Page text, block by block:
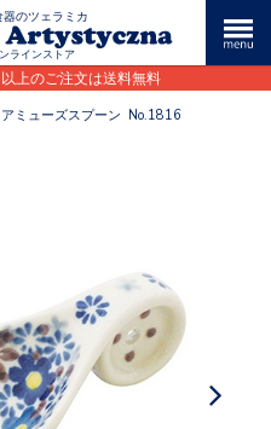
器のツェラミカ
ラインストア
上のご注文は送料無料
アミューズスプーン No.1816